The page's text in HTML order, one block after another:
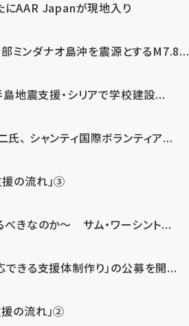
にAAR Japanが現地入り
ミンダナオ島沖を震源とするM7.8...
地震支援・シリアで学校建設...
、 シャンティ国際ボランティア...
援の流れ」③
きなのか～ サム・ワーシント...
きる支援体制作り」の公募を開...
援の流れ」②